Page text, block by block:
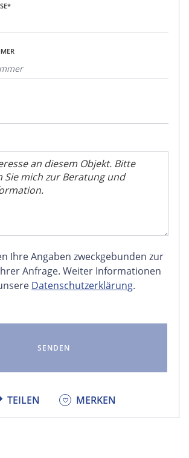
Ihre Angaben zweckgebunden zur
Anfrage. Weiter Informationen
Datenschutzerklärung.
TEILEN
FACEBOOK
X
MERKEN